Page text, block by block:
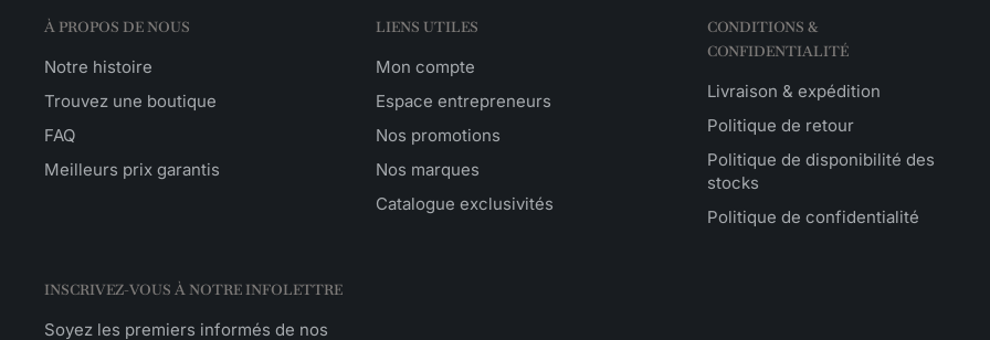
À PROPOS DE NOUS
Notre histoire
Trouvez une boutique
FAQ
Meilleurs prix garantis
LIENS UTILES
Mon compte
Espace entrepreneurs
Nos promotions
Nos marques
Catalogue exclusivités
CONDITIONS &
CONFIDENTIALITÉ
Livraison & expédition
Politique de retour
Politique de disponibilité des
stocks
Politique de confidentialité
INSCRIVEZ-VOUS À NOTRE INFOLETTRE
Soyez les premiers informés de nos